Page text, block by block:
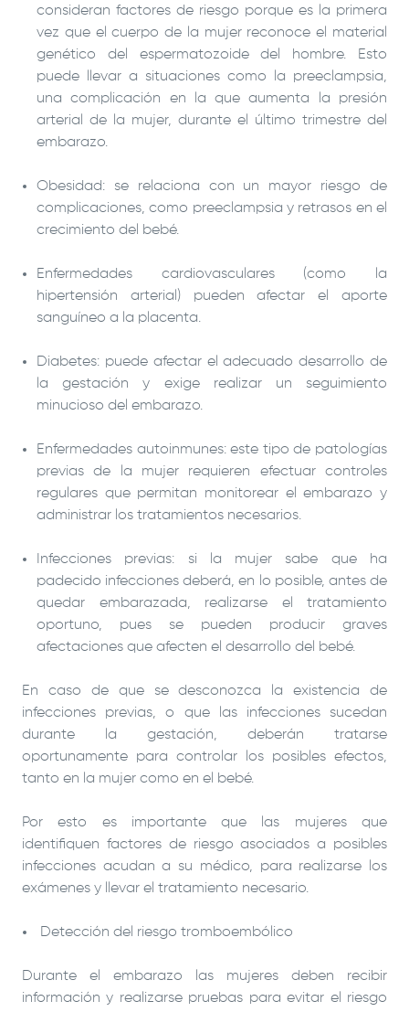
consideran factores de riesgo porque es la primera
vez que el cuerpo de la mujer reconoce el material
genético del espermatozoide del hombre. Esto
puede llevar a situaciones como la preeclampsia,
una complicación en la que aumenta la presión
arterial de la mujer, durante el último trimestre del
embarazo.
Obesidad: se relaciona con un mayor riesgo de
complicaciones, como preeclampsia y retrasos en el
crecimiento del bebé.
Enfermedades cardiovasculares (como la
hipertensión arterial) pueden afectar el aporte
sanguíneo a la placenta.
Diabetes: puede afectar el adecuado desarrollo de
la gestación y exige realizar un seguimiento
minucioso del embarazo.
Enfermedades autoinmunes: este tipo de patologías
previas de la mujer requieren efectuar controles
regulares que permitan monitorear el embarazo y
administrar los tratamientos necesarios.
Infecciones previas: si la mujer sabe que ha
padecido infecciones deberá, en lo posible, antes de
quedar embarazada, realizarse el tratamiento
oportuno, pues se pueden producir graves
afectaciones que afecten el desarrollo del bebé.
En caso de que se desconozca la existencia de
infecciones previas, o que las infecciones sucedan
durante la gestación, deberán tratarse
oportunamente para controlar los posibles efectos,
tanto en la mujer como en el bebé.
Por esto es importante que las mujeres que
identifiquen factores de riesgo asociados a posibles
infecciones acudan a su médico, para realizarse los
exámenes y llevar el tratamiento necesario.
Detección del riesgo tromboembólico
Durante el embarazo las mujeres deben recibir
información y realizarse pruebas para evitar el riesgo